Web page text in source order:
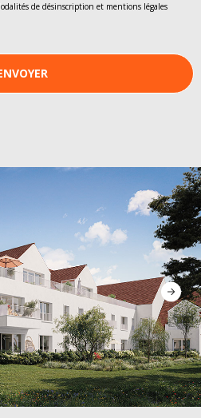
de désinscription et mentions légales